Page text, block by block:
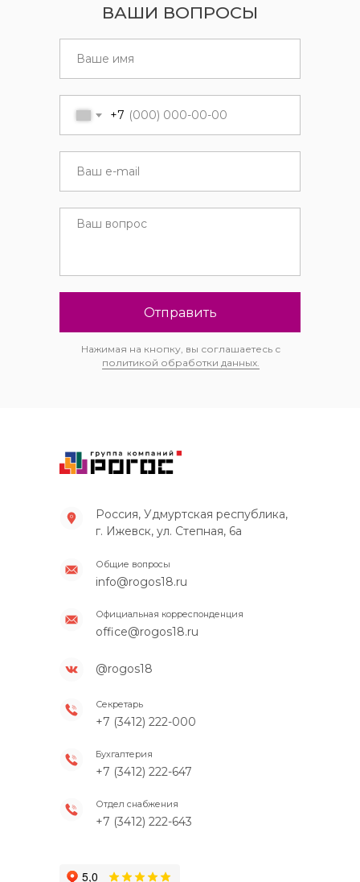
+7
Отправить
Нажимая на кнопку, вы соглашаетесь с
политикой обработки данных.
ВАШИ ВОПРОСЫ
Россия, Удмуртская республика,
г. Ижевск, ул. Степная, 6а
@rogos18
info@rogos18.ru
+7 (3412) 222-000
+7 (3412) 222-647
+7 (3412) 222-643
Секретарь
Общие вопросы
office@rogos18.ru
Официальная корреспонденция
Бухгалтерия
Отдел снабжения